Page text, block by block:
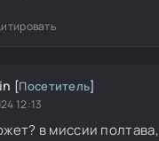
[Посетитель]
12:13
в миссии полтава,